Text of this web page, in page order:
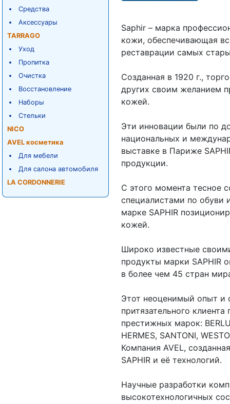
Средства
Аксессуары
TARRAGO
Уход
Пропитка
Очистка
Восстановление
Наборы
Стельки
NICO
AVEL косметика
Для мебели
Для салона автомобиля
LA CORDONNERIE
Saphir – марка
кожи, обеспечивающая
реставрации самых
Созданная в 1920 г.,
других своим желанием
кожей.
Эти инновации были по
национальных и
выставке в Париже
продукции.
С этого момента тесное
специалистами по обуви
марке SAPHIR
кожей.
Широко известные
продукты марки SAPHIR
в более чем 45 стран
Этот неоценимый опыт и
притязательного
престижных марок:
HERMES, SANTONI,
Компания AVEL,
SAPHIR и её технологий.
Научные разработки
высокотехнологичных